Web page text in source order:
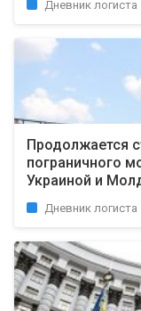
Дневник логиста
Продолжается
пограничного
Украиной и
Дневник логиста